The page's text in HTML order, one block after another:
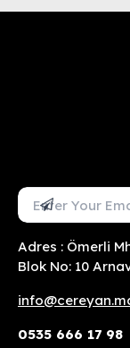
Mail Adresini Gir
Abone Ol
Adres : Ömerli
Blok No: 10
0535 666 17 98